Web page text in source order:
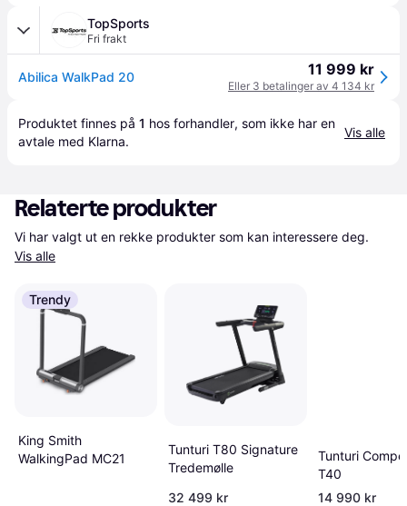
TopSports
Fri frakt
Abilica WalkPad 20 11 999 kr
Eller 3 betalinger av 4 134 kr
Produktet finnes på 1 hos forhandler, som ikke har en
avtale med Klarna.
Vis alle
Relaterte produkter
Vis alle
Trendy
King Smith
WalkingPad MC21
Tunturi T80 Signature
Tredemølle
32 499 kr
Tunturi
T40
14 990 kr